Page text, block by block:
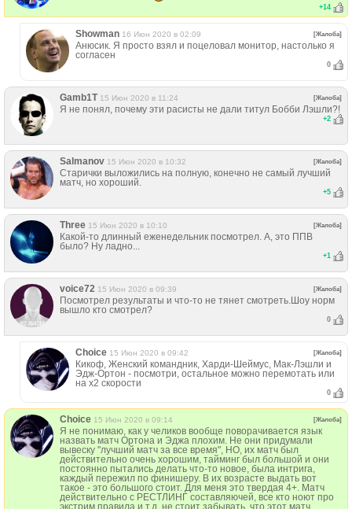
+14
Showman 16 Июн 2020 в 02:09 [Жалоба]
Анюсик. Я просто взял и поцеловал монитор, настолько я
согласен
0
Gamb1T 15 Июн 2020 в 11:24 [Жалоба]
Я не понял, почему эти расисты не дали титул Бобби Лэшли?!
+2
Salmanov 15 Июн 2020 в 10:32 [Жалоба]
Старички выложились на полную, конечно не самый лучший
матч, но хороший.
+5
Three 15 Июн 2020 в 10:10 [Жалоба]
Какой-то длинный еженедельник посмотрел. А, это ППВ
было? Ну ладно...
+1
voice72 15 Июн 2020 в 09:39 [Жалоба]
Посмотрел результаты и что-то не тянет смотреть.Шоу норм
вышло кто смотрел?
0
Choice 15 Июн 2020 в 09:42 [Жалоба]
Кикоф, Женский командник, Харди-Шеймус, Мак-Лэшли и
Эдж-Ортон - посмотри, остальное можно перемотать или
на х2 скорости
0
Choice 15 Июн 2020 в 09:14 [Жалоба]
Я не понимаю, как у челиков вообще поворачивается язык
назвать матч Ортона и Эджа плохим. Не они придумали
вывеску "лучший матч за все время", НО, их матч был
действительно очень хорошим, тайминг был большой и они
постоянно пытались делать что-то новое, была интрига,
каждый пережил по финишеру. В их возрасте выдать вот
такое - это большого стоит. Для меня это твердая 4+. Матч
действительно с РЕСТЛИНГ составляючей, все кто ноют про
экстрим правила и т.д, не стоит забывать, что этот матч